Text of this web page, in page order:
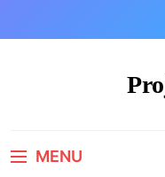
MENU